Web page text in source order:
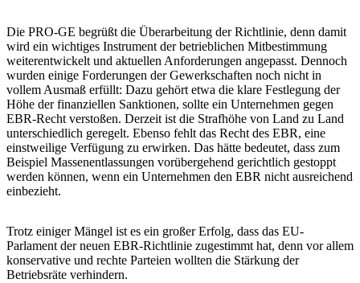
Die PRO-GE begrüßt die Überarbeitung der Richtlinie, denn damit
wird ein wichtiges Instrument der betrieblichen Mitbestimmung
weiterentwickelt und aktuellen Anforderungen angepasst. Dennoch
wurden einige Forderungen der Gewerkschaften noch nicht in
vollem Ausmaß erfüllt: Dazu gehört etwa die klare Festlegung der
Höhe der finanziellen Sanktionen, sollte ein Unternehmen gegen
EBR-Recht verstoßen. Derzeit ist die Strafhöhe von Land zu Land
unterschiedlich geregelt. Ebenso fehlt das Recht des EBR, eine
einstweilige Verfügung zu erwirken. Das hätte bedeutet, dass zum
Beispiel Massenentlassungen vorübergehend gerichtlich gestoppt
werden können, wenn ein Unternehmen den EBR nicht ausreichend
einbezieht.
Trotz einiger Mängel ist es ein großer Erfolg, dass das EU-
Parlament der neuen EBR-Richtlinie zugestimmt hat, denn vor allem
konservative und rechte Parteien wollten die Stärkung der
Betriebsräte verhindern.